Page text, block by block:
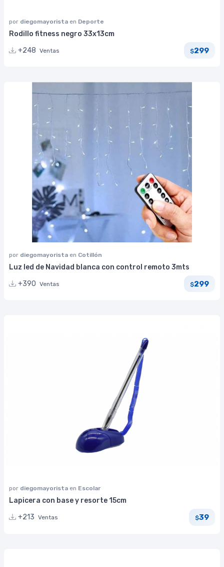
por diegomayorista en Deporte
Rodillo fitness negro 33x13cm
+248 Ventas $299
por diegomayorista en Cotillón
Luz led de Navidad blanca con control remoto 3mts
+390 Ventas $299
por diegomayorista en Escolar
Lapicera con base y resorte 15cm
+213 Ventas $39